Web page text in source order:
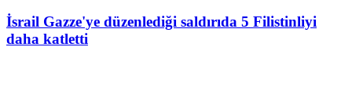
İsrail Gazze'ye düzenlediği saldırıda 5 Filistinliyi
daha katletti